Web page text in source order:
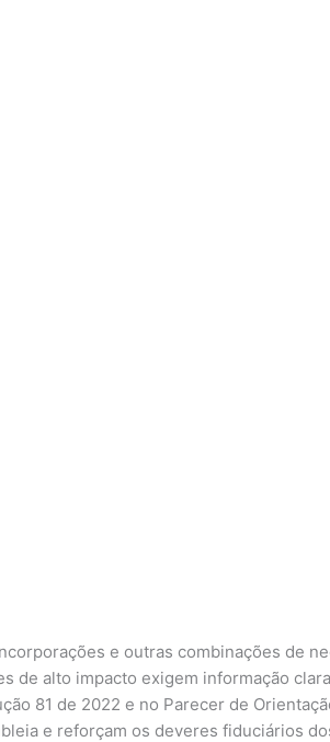
e outras combinações de
de alto impacto exigem informação
81 de 2022 e no Parecer de
e reforçam os deveres fiduciários